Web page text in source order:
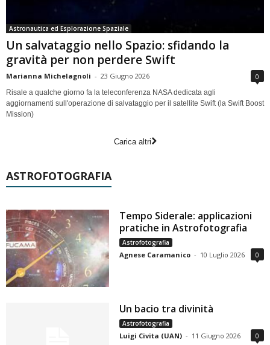
Astronautica ed Esplorazione Spaziale
Un salvataggio nello Spazio: sfidando la
gravità per non perdere Swift
Marianna Michelagnoli - 23 Giugno 2026 0
Risale a qualche giorno fa la teleconferenza NASA dedicata agli
aggiornamenti sull'operazione di salvataggio per il satellite Swift (la Swift Boost
Mission)
Carica altri
ASTROFOTOGRAFIA
Tempo Siderale: applicazioni
pratiche in Astrofotografia
Astrofotografia
Agnese Caramanico - 10 Luglio 2026 0
Un bacio tra divinità
Astrofotografia
Luigi Civita (UAN) - 11 Giugno 2026 0